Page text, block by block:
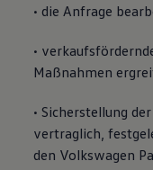
• die Anfrage
•
Maßnahmen
• Sicherstellung
vertraglich,
den Volkswagen